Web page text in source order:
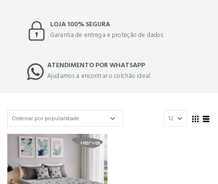
LOJA 100% SEGURA
Garantia de entrega e proteção de dados
ATENDIMENTO POR WHATSAPP
Ajudamos a encontrar o colchão ideal